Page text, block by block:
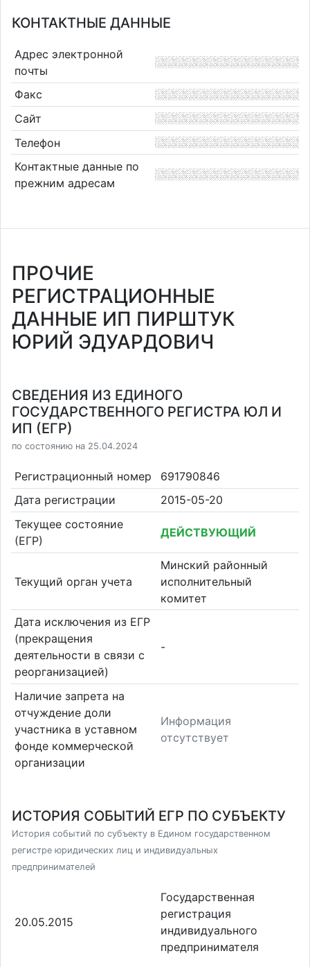
КОНТАКТНЫЕ ДАННЫЕ
Адрес электронной
почты
Факс
Сайт
Телефон
Контактные данные по
прежним адресам
ПРОЧИЕ
РЕГИСТРАЦИОННЫЕ
ДАННЫЕ ИП ПИРШТУК
ЮРИЙ ЭДУАРДОВИЧ
СВЕДЕНИЯ ИЗ ЕДИНОГО
ГОСУДАРСТВЕННОГО РЕГИСТРА ЮЛ И
ИП (ЕГР)
по состоянию на 25.04.2024
Регистрационный номер
691790846
Дата регистрации
2015-05-20
Текущее состояние
(ЕГР)
ДЕЙСТВУЮЩИЙ
Текущий орган учета
Минский районный
исполнительный
комитет
Дата исключения из ЕГР
(прекращения
деятельности в связи с
реорганизацией)
-
Наличие запрета на
отчуждение доли
участника в уставном
фонде коммерческой
организации
Информация
отсутствует
ИСТОРИЯ СОБЫТИЙ ЕГР ПО СУБЪЕКТУ
История событий по субъекту в Едином государственном
регистре юридических лиц и индивидуальных
предпринимателей
20.05.2015
Государственная
регистрация
индивидуального
предпринимателя